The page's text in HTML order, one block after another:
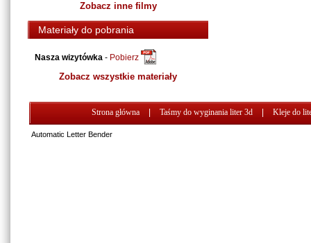
Zobacz inne filmy
Materiały do pobrania
Nasza wizytówka - Pobierz
Zobacz wszystkie materiały
Strona główna Taśmy do wyginania liter 3d Kleje do
Automatic Letter Bender